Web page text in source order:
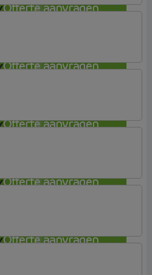
Offerte aanvragen
Offerte aanvragen
Offerte aanvragen
Offerte aanvragen
korting)
Offerte aanvragen